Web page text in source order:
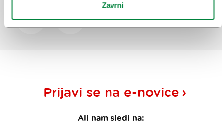
Zavrni
Da Ne
Prijavi se na e-novice
Ali nam sledi na: